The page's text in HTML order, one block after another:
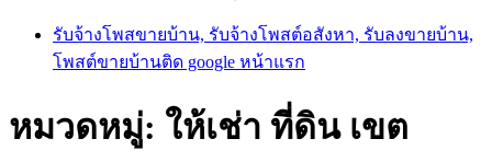
รับจ้างโพสขายบ้าน, รับจ้างโพสต์อสังหา, รับลงขายบ้าน,
โพสต์ขายบ้านติด google หน้าแรก
หมวดหมู่: ให้เช่า ที่ดิน เขต